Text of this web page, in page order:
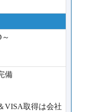
備
VISA取得は会社